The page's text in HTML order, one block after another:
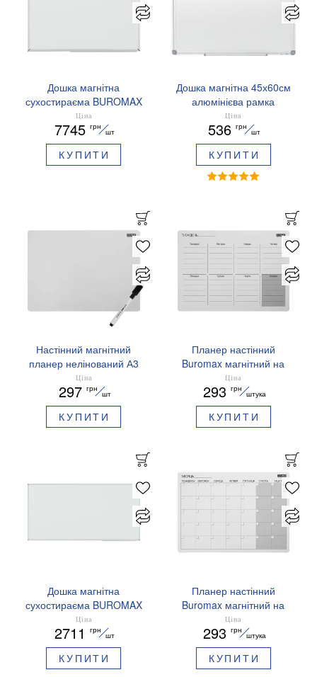
Дошка магнітна
сухостираєма BUROMAX
BM.0006 алюмінієва
рамка 100х200 см
Ціна
7745 грн
шт
КУПИТИ
Дошка магнітна 45х60см
алюмінієва рамка
Buromax BM.0001
Ціна
536 грн
шт
КУПИТИ
Настінний магнітний
планер нелінований А3
Buromax BM.0080-99
Ціна
297 грн
шт
КУПИТИ
Планер настінний
Buromax магнітний на
тиждень лінований А3
BM.0081
Ціна
293 грн
штука
КУПИТИ
Дошка магнітна
сухостираєма BUROMAX
BM.0004 алюмінієва
рамка 75х100 см
Ціна
2711 грн
шт
КУПИТИ
Планер настінний
Buromax магнітний на
місяць лінований А3
BM.0082
Ціна
293 грн
штука
КУПИТИ